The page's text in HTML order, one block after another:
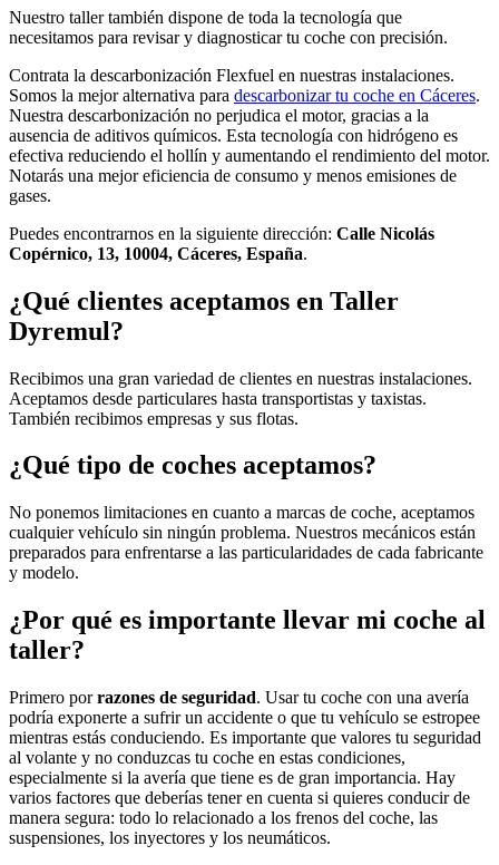
Nuestro taller también dispone de toda la tecnología que
necesitamos para revisar y diagnosticar tu coche con precisión.
Contrata la descarbonización Flexfuel en nuestras instalaciones.
Somos la mejor alternativa para descarbonizar tu coche en Cáceres.
Nuestra descarbonización no perjudica el motor, gracias a la
ausencia de aditivos químicos. Esta tecnología con hidrógeno es
efectiva reduciendo el hollín y aumentando el rendimiento del motor.
Notarás una mejor eficiencia de consumo y menos emisiones de
gases.
Puedes encontrarnos en la siguiente dirección: Calle Nicolás
Copérnico, 13, 10004, Cáceres, España.
¿Qué clientes aceptamos en Taller
Dyremul?
Recibimos una gran variedad de clientes en nuestras instalaciones.
Aceptamos desde particulares hasta transportistas y taxistas.
También recibimos empresas y sus flotas.
¿Qué tipo de coches aceptamos?
No ponemos limitaciones en cuanto a marcas de coche, aceptamos
cualquier vehículo sin ningún problema. Nuestros mecánicos están
preparados para enfrentarse a las particularidades de cada fabricante
y modelo.
¿Por qué es importante llevar mi coche al
taller?
Primero porrazones de seguridad. Usar tu coche con una avería
podría exponerte a sufrir un accidente o que tu vehículo se estropee
mientras estás conduciendo. Es importante que valores tu seguridad
al volante y no conduzcas tu coche en estas condiciones,
especialmente si la avería que tiene es de gran importancia. Hay
varios factores que deberías tener en cuenta si quieres conducir de
manera segura: todo lo relacionado a los frenos del coche, las
suspensiones, los inyectores y los neumáticos.